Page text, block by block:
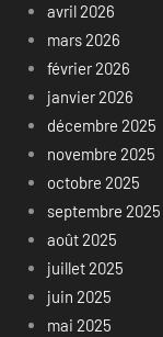
avril 2026
mars 2026
février 2026
janvier 2026
décembre 2025
novembre 2025
octobre 2025
septembre 2025
août 2025
juillet 2025
juin 2025
mai 2025